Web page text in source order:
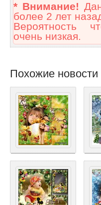
* Внимание!
более 2 лет
Вероятность
очень низкая.
Похожие новости